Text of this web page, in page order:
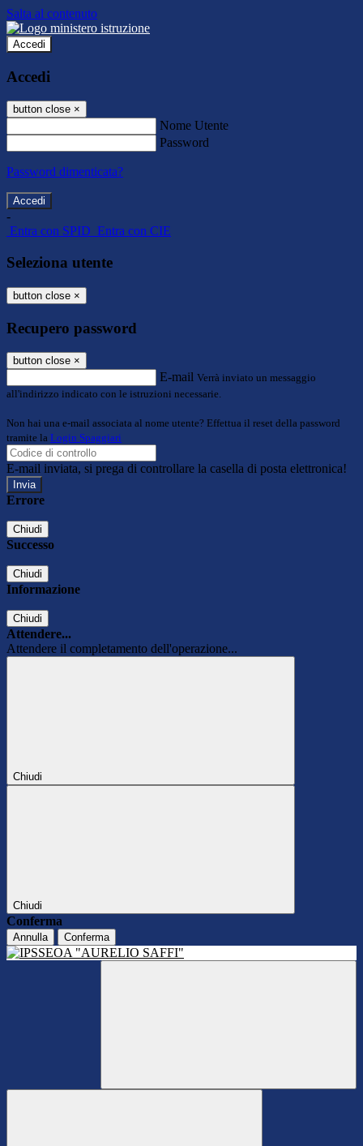
Salta al contenuto
Accedi
Accedi
button close ×
Nome Utente
Password
Password dimenticata?
-
Entra con SPID Entra con CIE
Seleziona utente
button close ×
Recupero password
button close ×
E-mail Verrà inviato un messaggio
all'indirizzo indicato con le istruzioni necessarie.
Non hai una e-mail associata al nome utente? Effettua il reset della password
tramite la Login Spaggiari
E-mail inviata, si prega di controllare la casella di posta elettronica!
Errore
Chiudi
Successo
Chiudi
Informazione
Chiudi
Attendere...
Attendere il completamento dell'operazione...
Chiudi
Chiudi
Conferma
Annulla Conferma